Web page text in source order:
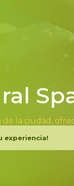
de la ciudad,
experiencia!